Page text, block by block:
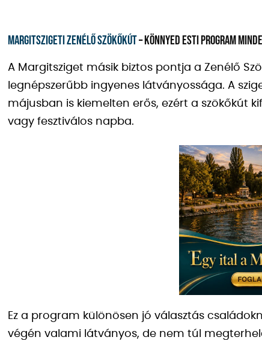
Margitszigeti Zenélő Szökőkút– könnyed esti program
A Margitsziget másik biztos pontja a Zenélő
legnépszerűbb ingyenes látványossága. A
májusban is kiemelten erős, ezért a szökőkút
vagy fesztiválos napba.
Ez a program különösen jó választás
végén valami látványos, de nem túl